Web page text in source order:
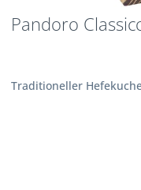
Pandoro
Traditioneller